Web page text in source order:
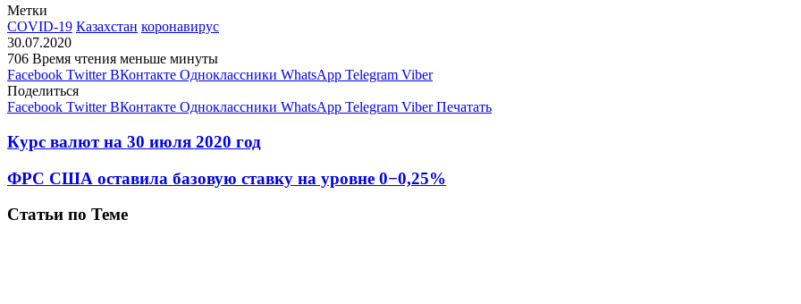
Метки
COVID-19 Казахстан коронавирус
30.07.2020
706 Время чтения меньше минуты
Facebook Twitter ВКонтакте Одноклассники WhatsApp Telegram Viber
Поделиться
Facebook Twitter ВКонтакте Одноклассники WhatsApp Telegram Viber Печатать
Курс валют на 30 июля 2020 год
ФРС США оставила базовую ставку на уровне 0−0,25%
Статьи по Теме